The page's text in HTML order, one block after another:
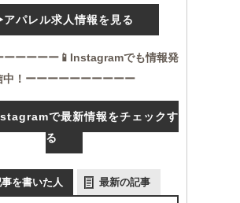
パレル求人情報を見る
ーーーーー📱Instagramでも情報発
中！ーーーーーーーーーー
で最新情報をチェックす
る
を書いた人 最新の記事